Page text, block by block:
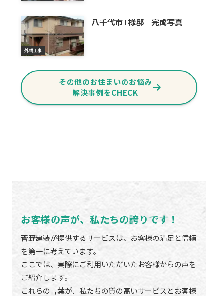
外構工事
八千代市T様邸 完成写真
その他のお住まいのお悩み
解決事例をCHECK
お客様の声が、私たちの誇りです！
菅野建装が提供するサービスは、お客様の満足と信頼
を第一に考えています。
ここでは、実際にご利用いただいたお客様からの声を
ご紹介します。
これらの言葉が、私たちの質の高いサービスとお客様